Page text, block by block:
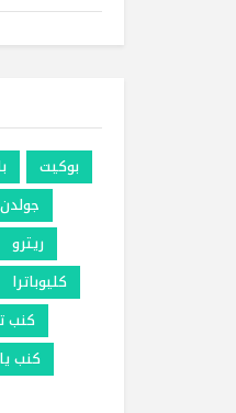
بوكيت
جولدن
ريترو
كليوباترا
كنب
كنب